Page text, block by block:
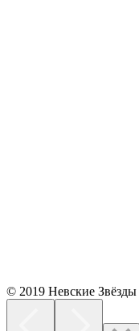
© 2019 Невские Звёзды